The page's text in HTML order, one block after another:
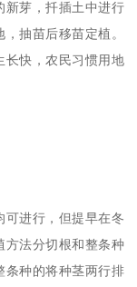
新芽，扦插土中进行
抽苗后移苗定植。
长快，农民习惯用地
可进行，但提早在冬
方法分切根和整条种
条种的将种茎两行排